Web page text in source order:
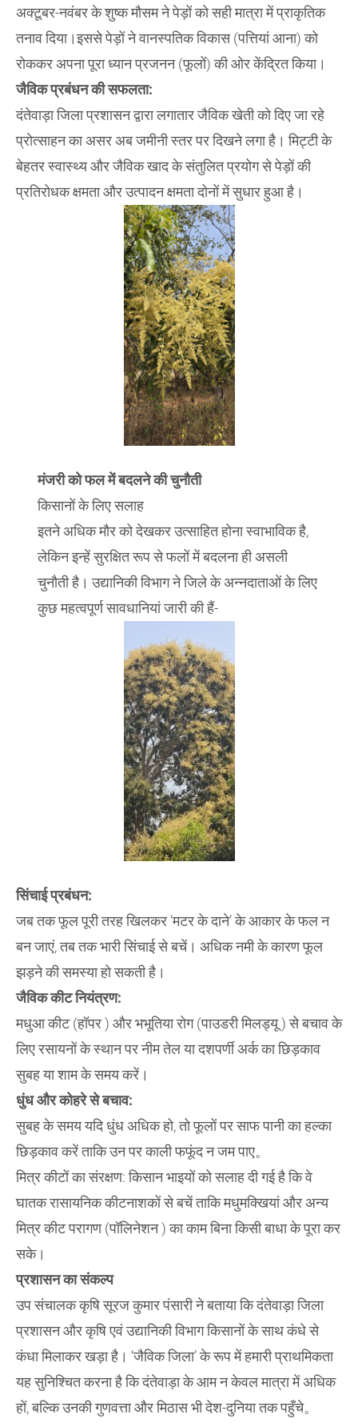
अक्टूबर-नवंबर के शुष्क मौसम ने पेड़ों को सही मात्रा में प्राकृतिक
तनाव दिया।इससे पेड़ों ने वानस्पतिक विकास (पत्तियां आना) को
रोककर अपना पूरा ध्यान प्रजनन (फूलों) की ओर केंद्रित किया।
​जैविक प्रबंधन की सफलता:
दंतेवाड़ा जिला प्रशासन द्वारा लगातार जैविक खेती को दिए जा रहे
प्रोत्साहन का असर अब जमीनी स्तर पर दिखने लगा है। मिट्टी के
बेहतर स्वास्थ्य और जैविक खाद के संतुलित प्रयोग से पेड़ों की
प्रतिरोधक क्षमता और उत्पादन क्षमता दोनों में सुधार हुआ है।
​मंजरी को फल में बदलने की चुनौती
किसानों के लिए सलाह
​इतने अधिक मौर को देखकर उत्साहित होना स्वाभाविक है,
लेकिन इन्हें सुरक्षित रूप से फलों में बदलना ही असली
चुनौती है। उद्यानिकी विभाग ने जिले के अन्नदाताओं के लिए
कुछ महत्वपूर्ण सावधानियां जारी की हैं-
​सिंचाई प्रबंधन:
जब तक फूल पूरी तरह खिलकर ‘मटर के दाने’ के आकार के फल न
बन जाएं, तब तक भारी सिंचाई से बचें। अधिक नमी के कारण फूल
झड़ने की समस्या हो सकती है।
​जैविक कीट नियंत्रण:
मधुआ कीट (हॉपर ) और भभूतिया रोग (पाउडरी मिलड्यू ) से बचाव के
लिए रसायनों के स्थान पर नीम तेल या दशपर्णी अर्क का छिड़काव
सुबह या शाम के समय करें।
​धुंध और कोहरे से बचाव:
सुबह के समय यदि धुंध अधिक हो, तो फूलों पर साफ पानी का हल्का
छिड़काव करें ताकि उन पर काली फफूंद न जम पाए。
​मित्र कीटों का संरक्षण: किसान भाइयों को सलाह दी गई है कि वे
घातक रासायनिक कीटनाशकों से बचें ताकि मधुमक्खियां और अन्य
मित्र कीट परागण (पॉलिनेशन ) का काम बिना किसी बाधा के पूरा कर
सके।
​प्रशासन का संकल्प
उप संचालक कृषि सूरज कुमार पंसारी ने बताया कि ​दंतेवाड़ा जिला
प्रशासन और कृषि एवं उद्यानिकी विभाग किसानों के साथ कंधे से
कंधा मिलाकर खड़ा है। ‘जैविक जिला’ के रूप में हमारी प्राथमिकता
यह सुनिश्चित करना है कि दंतेवाड़ा के आम न केवल मात्रा में अधिक
हों, बल्कि उनकी गुणवत्ता और मिठास भी देश-दुनिया तक पहुँचे。